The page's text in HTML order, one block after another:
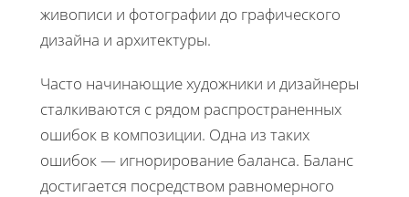
живописи и фотографии до графического
дизайна и архитектуры.
Часто начинающие художники и дизайнеры
сталкиваются с рядом распространенных
ошибок в композиции. Одна из таких
ошибок — игнорирование баланса. Баланс
достигается посредством равномерного